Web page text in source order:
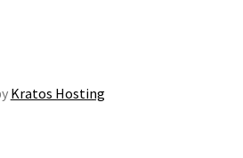
Kratos Hosting